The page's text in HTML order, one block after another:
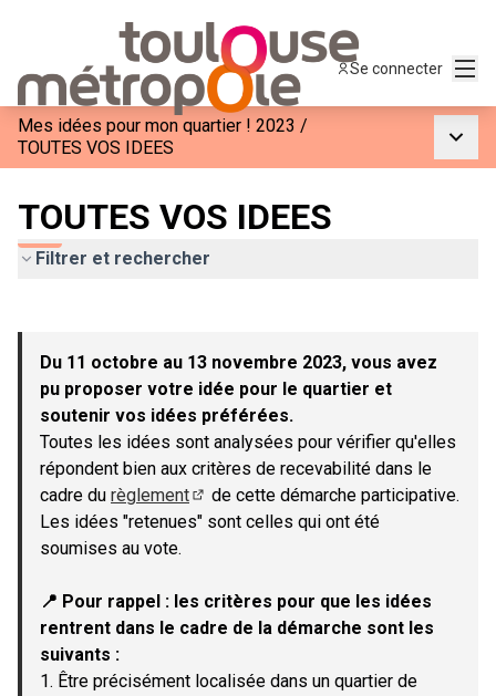
Se connecter
Mes idées pour mon quartier ! 2023 /
TOUTES VOS IDEES
TOUTES VOS IDEES
Filtrer et rechercher
−
Du 11 octobre au 13 novembre 2023, vous avez
pu proposer votre idée pour le quartier et
soutenir vos idées préférées.
Toutes les idées sont analysées pour vérifier qu'elles
répondent bien aux critères de recevabilité dans le
cadre du règlement
(Lien externe)
de cette démarche participative.
Les idées "retenues" sont celles qui ont été
soumises au vote.
📍 Pour rappel : les critères pour que les idées
rentrent dans le cadre de la démarche sont les
suivants :
1. Être précisément localisée dans un quartier de